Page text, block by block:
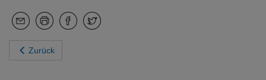
Zurück